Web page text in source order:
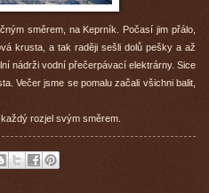
směrem, na Keprník. Počasí jim přálo,
krusta, a tak raději sešli dolů pešky a až
nádrži vodní přečerpávací elektrárny. Sice
Večer jsme se pomalu začali všichni balit,
rozjel svým směrem.